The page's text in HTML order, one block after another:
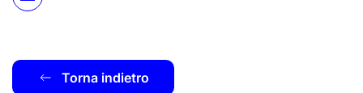
Torna indietro